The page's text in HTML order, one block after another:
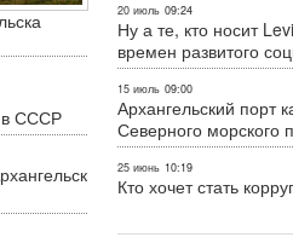
в СССР
20 июль 09:24
Ну а те, кто носит
времен развитого
15 июль 09:00
Архангельский порт
Северного морского
25 июнь 10:19
Кто хочет стать